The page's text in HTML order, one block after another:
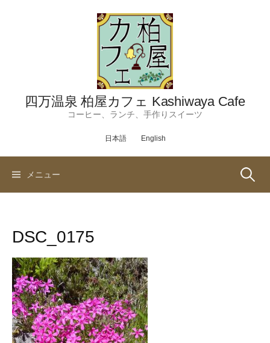
四万温泉 柏屋カフェ Kashiwaya Cafe
コーヒー、ランチ、手作りスイーツ
日本語 English
メニュー 検
DSC_0175